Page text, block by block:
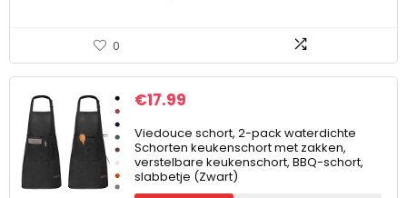
0
€17.99
Viedouce schort, 2-pack waterdichte
Schorten keukenschort met zakken,
verstelbare keukenschort, BBQ-schort,
slabbetje (Zwart)